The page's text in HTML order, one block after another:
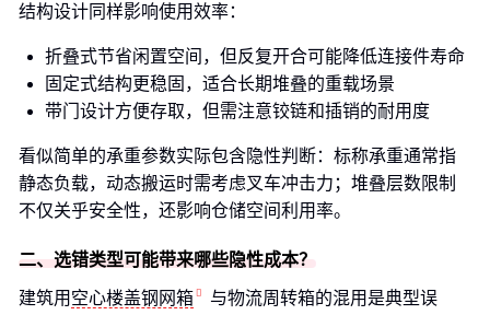
结构设计同样影响使用效率：
折叠式节省闲置空间，但反复开合可能降低连接件寿命
固定式结构更稳固，适合长期堆叠的重载场景
带门设计方便存取，但需注意铰链和插销的耐用度
看似简单的承重参数实际包含隐性判断：标称承重通常指
静态负载，动态搬运时需考虑叉车冲击力；堆叠层数限制
不仅关乎安全性，还影响仓储空间利用率。
二、选错类型可能带来哪些隐性成本？
建筑用 空心楼盖钢网箱
与物流周转箱的混用是典型误